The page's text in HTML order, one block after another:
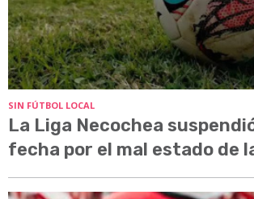
SIN FÚTBOL LOCAL
La Liga Necochea
fecha por el mal estado de